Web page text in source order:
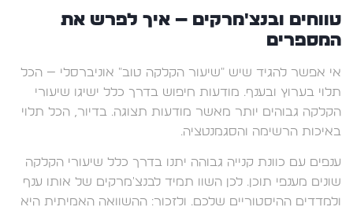
טווחים ובנצ'מרקים — איך לפרש את
המספרים
אי אפשר להגיד שיש "שיעור הקלקה טוב" אוניברסלי — הכל
תלוי בערוץ ובענף. מודעות חיפוש בדרך כלל ישיגו שיעורי
הקלקה גבוהים יותר מאשר מודעות תצוגה. בדיור, הכל תלוי
באיכות הרשימה והסגמנטציה.
ענפים עם כוונת קנייה גבוהה יתנו בדרך כלל שיעורי הקלקה
שונים מענפי תוכן. לכן השוו תמיד לבנצ'מרקים של אותו ענף
ולמדדים ההיסטוריים שלכם. ולזכור: ההשוואה האמיתית היא